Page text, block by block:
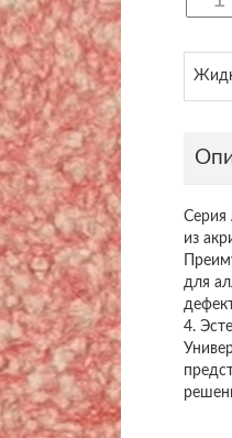
Серия
из
для
4.